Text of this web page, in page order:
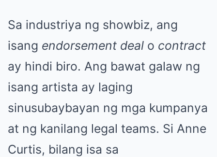
Sa industriya ng showbiz, ang
isang endorsement deal o contract
ay hindi biro. Ang bawat galaw ng
isang artista ay laging
sinusubaybayan ng mga kumpanya
at ng kanilang legal teams. Si Anne
Curtis, bilang isa sa